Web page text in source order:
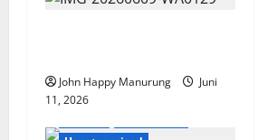
John Happy Manurung
Juni
11, 2026